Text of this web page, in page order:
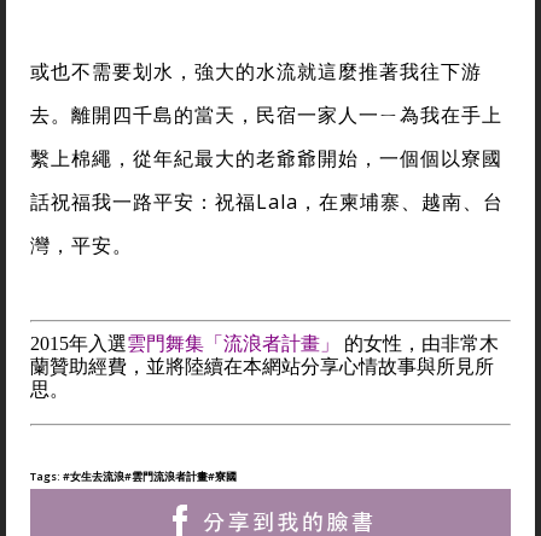
或也不需要划水，強大的水流就這麼推著我往下游
去。離開四千島的當天，民宿一家人一ㄧ為我在手上
繫上棉繩，從年紀最大的老爺爺開始，一個個以寮國
話祝福我一路平安：祝福Lala，在柬埔寨、越南、台
灣，平安。
2015年入選雲門舞集「流浪者計畫」
的女性，由非常木
蘭贊助經費，並將陸續在本網站分享心情故事與所見所
思。
Tags: #女生去流浪#雲門流浪者計畫#寮國